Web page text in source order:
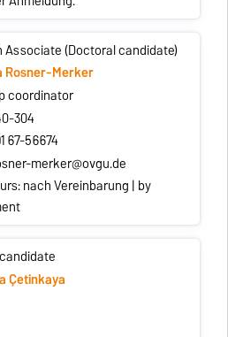
Associate (Doctoral candidate)
Rosner-Merker
coordinator
304
67-56674
merker@ovgu.de
nach Vereinbarung | by
Çetinkaya